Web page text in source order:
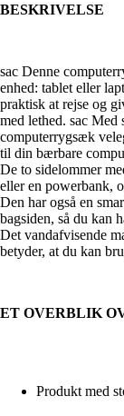
BESKRIVELSE
sac Denne
enhed: tablet eller
praktisk at rejse og
med lethed. sac Med
computerrygsæk
til din bærbare
De to sidelommer
eller en powerbank,
Den har også en
bagsiden, så du kan
Det vandafvisende
betyder, at du kan
ET OVERBLIK
Produkt med